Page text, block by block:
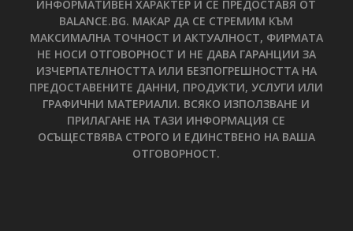
ИНФОРМАТИВЕН ХАРАКТЕР И СЕ ПРЕДОСТАВЯ ОТ
BALANCE.BG. МАКАР ДА СЕ СТРЕМИМ КЪМ
МАКСИМАЛНА ТОЧНОСТ И АКТУАЛНОСТ, ФИРМАТА
НЕ НОСИ ОТГОВОРНОСТ И НЕ ДАВА ГАРАНЦИИ ЗА
ИЗЧЕРПАТЕЛНОСТТА ИЛИ БЕЗПОГРЕШНОСТТА НА
ПРЕДОСТАВЕНИТЕ ДАННИ, ПРОДУКТИ, УСЛУГИ ИЛИ
ГРАФИЧНИ МАТЕРИАЛИ. ВСЯКО ИЗПОЛЗВАНЕ И
ПРИЛАГАНЕ НА ТАЗИ ИНФОРМАЦИЯ СЕ
ОСЪЩЕСТВЯВА СТРОГО И ЕДИНСТВЕНО НА ВАША
ОТГОВОРНОСТ.